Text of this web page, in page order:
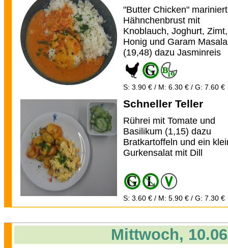
"Butter Chicken"
Hähnchenbrust mit
Knoblauch, Joghurt, Zimt,
Honig und Garam Masala
(19,48) dazu Jasminreis
S: 3.90 € / M: 6.30 € / G: 7.60 €
Schneller Teller
Rührei mit Tomate und
Basilikum (1,15) dazu
Bratkartoffeln und ein
Gurkensalat mit Dill
S: 3.60 € / M: 5.90 € / G: 7.30 €
Mittwoch,